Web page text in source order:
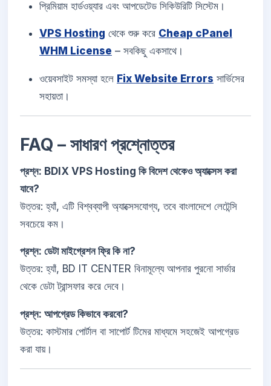
প্রিমিয়াম হার্ডওয়্যার এবং আপডেটেড সিকিউরিটি সিস্টেম।
VPS Hosting থেকে শুরু করে Cheap cPanel
WHM License – সবকিছু একসাথে।
ওয়েবসাইট সমস্যা হলে Fix Website Errors সার্ভিসের
সহায়তা।
FAQ – সাধারণ প্রশ্নোত্তর
প্রশ্ন: BDIX VPS Hosting কি বিদেশ থেকেও অ্যাক্সেস করা
যাবে?
উত্তর: হ্যাঁ, এটি বিশ্বব্যাপী অ্যাক্সেসযোগ্য, তবে বাংলাদেশে লেটেন্সি
সবচেয়ে কম।
প্রশ্ন: ডেটা মাইগ্রেশন ফ্রি কি না?
উত্তর: হ্যাঁ, BD IT CENTER বিনামূল্যে আপনার পুরনো সার্ভার
থেকে ডেটা ট্রান্সফার করে দেবে।
প্রশ্ন: আপগ্রেড কিভাবে করবো?
উত্তর: কাস্টমার পোর্টাল বা সাপোর্ট টিমের মাধ্যমে সহজেই আপগ্রেড
করা যায়।